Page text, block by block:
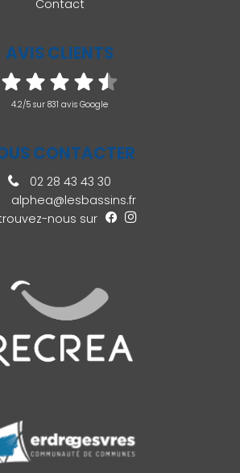
Contact
AVIS CLIENTS
4.2/5 sur 831 avis Google
CONTACTER
02 28 43 43 30
alphea@lesbassins.fr
nous sur